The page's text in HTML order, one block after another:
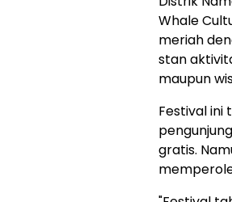
Whale
meriah
stan
maupun
Festival ini
gratis.